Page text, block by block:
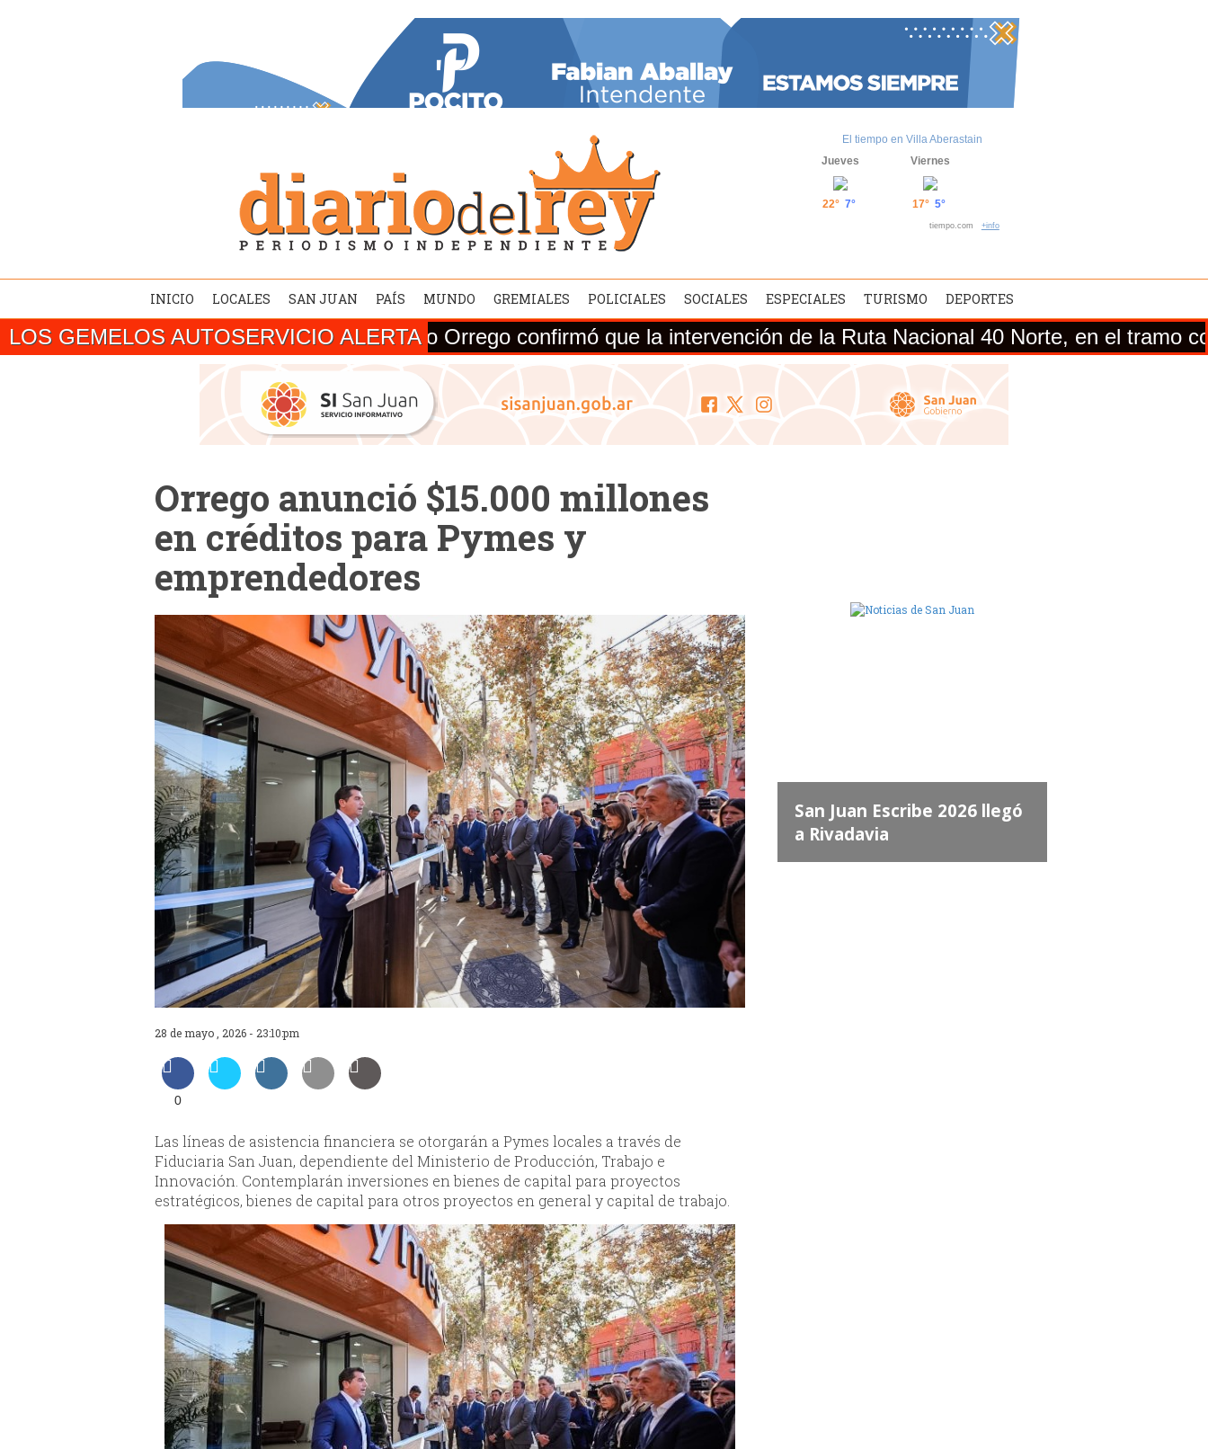
El tiempo en Villa Aberastain
Jueves
22° 7°
Viernes
17° 5°
tiempo.com +info
INICIO LOCALES SAN JUAN PAÍS MUNDO GREMIALES POLICIALES SOCIALES ESPECIALES TURISMO DEPORTES
LOS GEMELOS AUTOSERVICIO ALERTA
SAN JUAN/ El gobernador Marcelo Orrego confirmó que la intervención de la Ruta Nacional 40 Norte, en el tramo
Orrego anunció $15.000 millones
en créditos para Pymes y
emprendedores
28 de mayo , 2026 - 23:10:pm
0
Las líneas de asistencia financiera se otorgarán a Pymes locales a través de
Fiduciaria San Juan, dependiente del Ministerio de Producción, Trabajo e
Innovación. Contemplarán inversiones en bienes de capital para proyectos
estratégicos, bienes de capital para otros proyectos en general y capital de trabajo.
La Cámara de Diputados
presentó el concurso "San
Juan Escribe" en Santa
Lucía
San Juan Escribe 2026 llegó
a Rivadavia